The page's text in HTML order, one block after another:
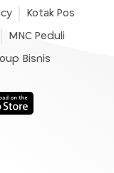
Kotak Pos
MNC Peduli
Bisnis